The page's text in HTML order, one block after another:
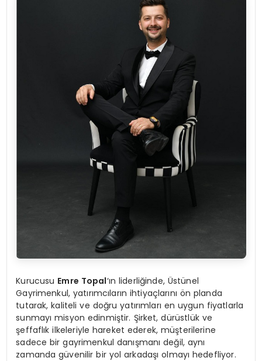
Kurucusu Emre Topal‘ın liderliğinde, Üstünel
Gayrimenkul, yatırımcıların ihtiyaçlarını ön planda
tutarak, kaliteli ve doğru yatırımları en uygun fiyatlarla
sunmayı misyon edinmiştir. Şirket, dürüstlük ve
şeffaflık ilkeleriyle hareket ederek, müşterilerine
sadece bir gayrimenkul danışmanı değil, aynı
zamanda güvenilir bir yol arkadaşı olmayı hedefliyor.